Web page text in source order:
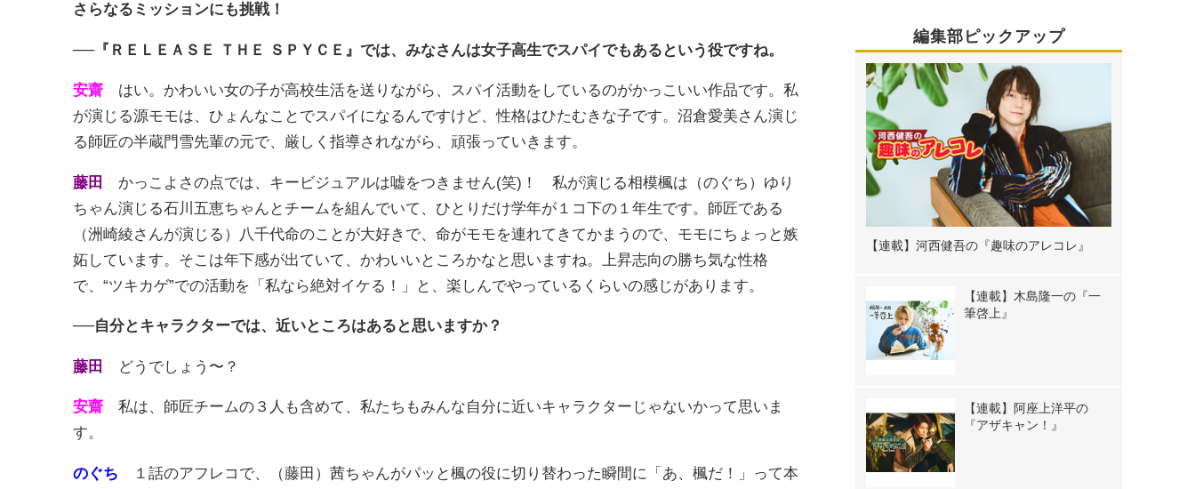
さらなるミッションにも挑戦！
──『ＲＥＬＥＡＳＥ ＴＨＥ ＳＰＹＣＥ』では、みなさんは女子高生でスパイでもあるという役ですね。
安齋 はい。かわいい女の子が高校生活を送りながら、スパイ活動をしているのがかっこいい作品です。私
が演じる源モモは、ひょんなことでスパイになるんですけど、性格はひたむきな子です。沼倉愛美さん演じ
る師匠の半蔵門雪先輩の元で、厳しく指導されながら、頑張っていきます。
藤田
かっこよさの点では、キービジュアルは嘘をつきません(笑)！ 私が演じる相模楓は（のぐち）ゆり
ちゃん演じる石川五恵ちゃんとチームを組んでいて、ひとりだけ学年が１コ下の１年生です。師匠である
（洲崎綾さんが演じる）八千代命のことが大好きで、命がモモを連れてきてかまうので、モモにちょっと嫉
妬しています。そこは年下感が出ていて、かわいいところかなと思いますね。上昇志向の勝ち気な性格
で、“ツキカゲ”での活動を「私なら絶対イケる！」と、楽しんでやっているくらいの感じがあります。
──自分とキャラクターでは、近いところはあると思いますか？
藤田 どうでしょう〜？
安齋 私は、師匠チームの３人も含めて、私たちもみんな自分に近いキャラクターじゃないかって思いま
す。
のぐち １話のアフレコで、（藤田）茜ちゃんがパッと楓の役に切り替わった瞬間に「あ、楓だ！」って本
編集部ピックアップ
【連載】河西健吾の『趣味のアレコレ』
【連載】木島隆一の『一
筆啓上』
【連載】阿座上洋平の
『アザキャン！』